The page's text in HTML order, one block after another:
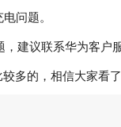
问题。
建议联系华为客户
多的，相信大家看